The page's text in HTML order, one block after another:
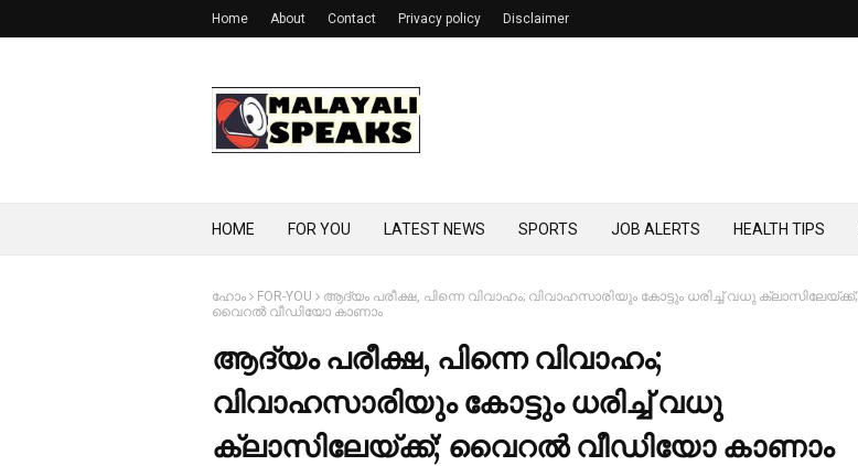
Home About Contact Privacy policy Disclaimer
HOME FOR YOU LATEST NEWS SPORTS JOB ALERTS HEALTH TIPS
ഹോം FOR-YOU
ആദ്യം പരീക്ഷ, പിന്നെ വിവാഹം; വിവാഹസാരിയും കോട്ടും ധരിച്ച്‌ വധു ക്ലാസിലേയ്ക്ക്;
വൈറല്‍ വീഡിയോ കാണാം
ആദ്യം പരീക്ഷ, പിന്നെ വിവാഹം;
വിവാഹസാരിയും കോട്ടും ധരിച്ച്‌ വധു
ക്ലാസിലേയ്ക്ക്; വൈറല്‍ വീഡിയോ കാണാം